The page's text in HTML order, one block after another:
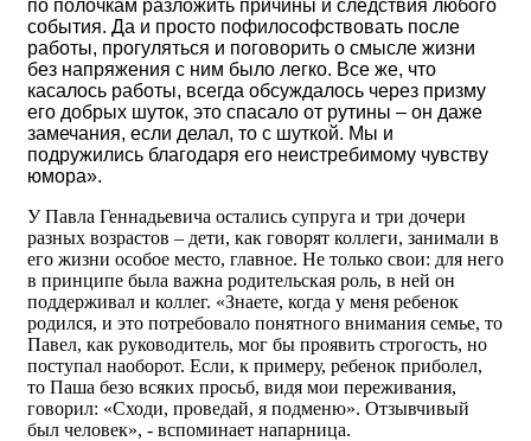
по полочкам разложить причины и следствия любого
события. Да и просто пофилософствовать после
работы, прогуляться и поговорить о смысле жизни
без напряжения с ним было легко. Все же, что
касалось работы, всегда обсуждалось через призму
его добрых шуток, это спасало от рутины – он даже
замечания, если делал, то с шуткой. Мы и
подружились благодаря его неистребимому чувству
юмора».
У Павла Геннадьевича остались супруга и три дочери
разных возрастов – дети, как говорят коллеги, занимали в
его жизни особое место, главное. Не только свои: для него
в принципе была важна родительская роль, в ней он
поддерживал и коллег. «Знаете, когда у меня ребенок
родился, и это потребовало понятного внимания семье, то
Павел, как руководитель, мог бы проявить строгость, но
поступал наоборот. Если, к примеру, ребенок приболел,
то Паша безо всяких просьб, видя мои переживания,
говорил: «Сходи, проведай, я подменю». Отзывчивый
был человек», - вспоминает напарница.